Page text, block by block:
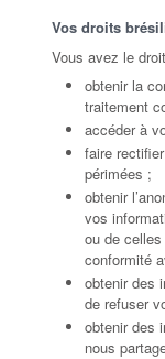
Vos droits
Vous avez le
obtenir la
traitement
accéder à
faire
périmées ;
obtenir
vos
ou de
conformité
obtenir des
de refuser
obtenir des
nous